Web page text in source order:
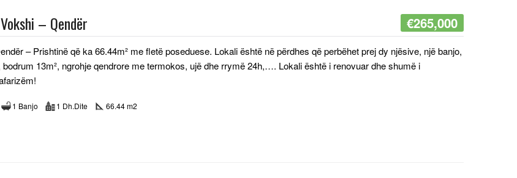
– Qendër €265,000
– Prishtinë që ka 66.44m² me fletë poseduese. Lokali është në përdhes që perbëhet prej dy njësive, një banjo,
bodrum 13m², ngrohje qendrore me termokos, ujë dhe rrymë 24h,…. Lokali është i renovuar dhe shumë i
1 Banjo 1 Dh.Dite 66.44 m2